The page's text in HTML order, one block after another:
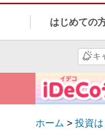
はじめての
キ
ホーム > 投資